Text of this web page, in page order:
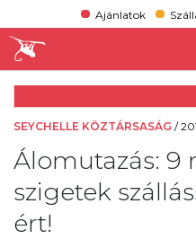
Ajánlatok
SEYCHELLE KÖZTÁRSASÁG /
Álomutazás: 9
szigetek
ért!